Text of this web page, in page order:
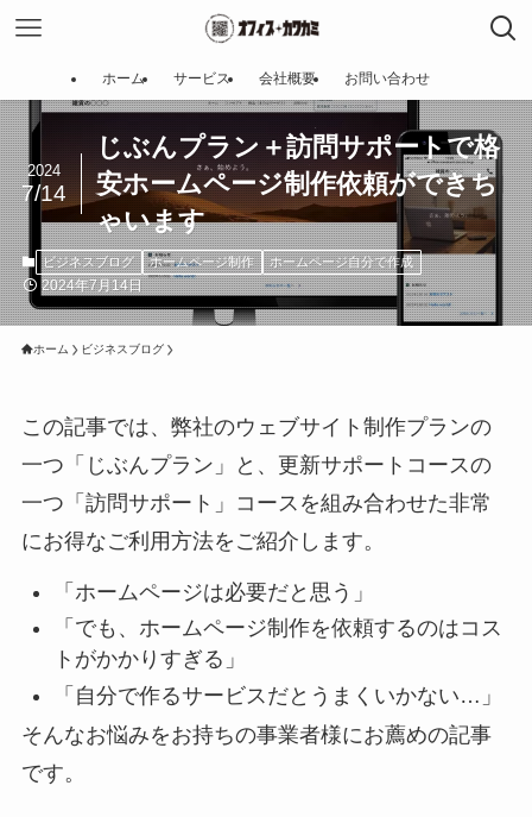
ホーム サービス 会社概要 お問い合わせ
じぶんプラン＋訪問サポートで格
安ホームページ制作依頼ができち
ゃいます
2024
7/14
ビジネスブログ ホームページ制作 ホームページ自分で作成
2024年7月14日
ホーム ビジネスブログ
この記事では、弊社のウェブサイト制作プランの
一つ「じぶんプラン」と、更新サポートコースの
一つ「訪問サポート」コースを組み合わせた非常
にお得なご利用方法をご紹介します。
「ホームページは必要だと思う」
「でも、ホームページ制作を依頼するのはコス
トがかかりすぎる」
「自分で作るサービスだとうまくいかない…」
そんなお悩みをお持ちの事業者様にお薦めの記事
です。